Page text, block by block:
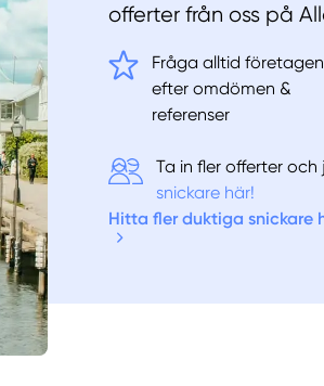
offerter från oss på
Fråga alltid företagen
efter omdömen &
referenser
Ta in fler offerter
snickare här!
Hitta fler duktiga snickare